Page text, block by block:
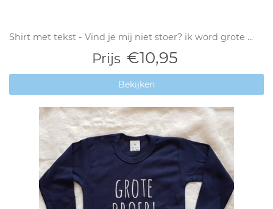
Shirt met tekst - Vind je mij niet stoer? ik word grote ...
Prijs €10,95
Bekijken